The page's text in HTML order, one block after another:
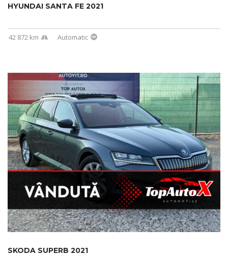
HYUNDAI SANTA FE 2021
42 872 km Automatic
SKODA SUPERB 2021